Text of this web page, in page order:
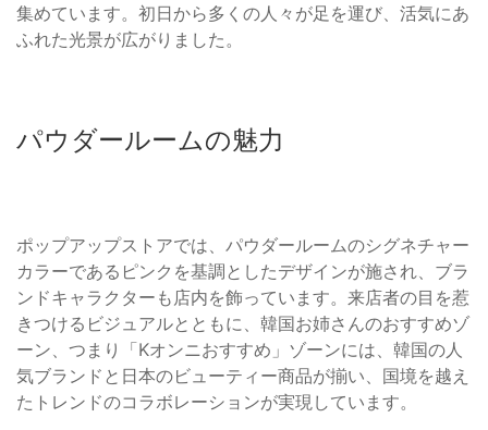
集めています。初日から多くの人々が足を運び、活気にあ
ふれた光景が広がりました。
パウダールームの魅力
ポップアップストアでは、パウダールームのシグネチャー
カラーであるピンクを基調としたデザインが施され、ブラ
ンドキャラクターも店内を飾っています。来店者の目を惹
きつけるビジュアルとともに、韓国お姉さんのおすすめゾ
ーン、つまり「Kオンニおすすめ」ゾーンには、韓国の人
気ブランドと日本のビューティー商品が揃い、国境を越え
たトレンドのコラボレーションが実現しています。